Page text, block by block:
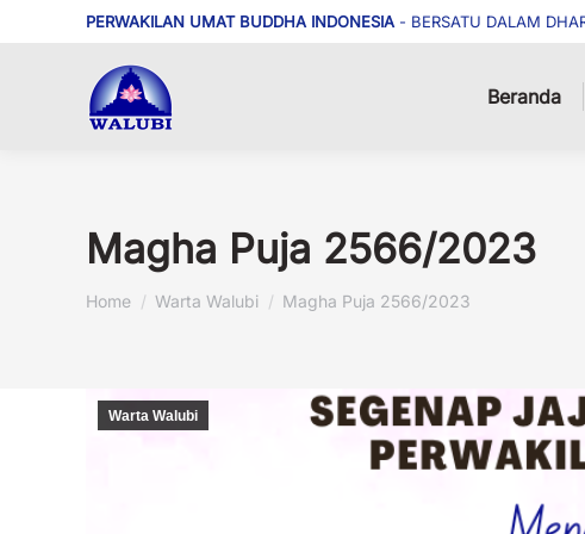
PERWAKILAN UMAT BUDDHA INDONESIA - BERSATU DALAM
Beranda
Magha Puja 2566/2023
You are here:
Home Warta Walubi Magha Puja 2566/2023
Warta Walubi